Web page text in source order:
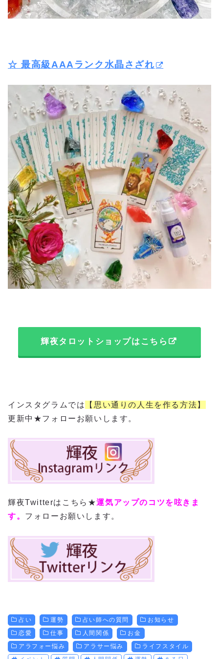
☆ 最高級AAAランク水晶さざれ
輝夜タロットショップはこちら
インスタグラムでは
【思い通りの人生を作る方法】
更新中★フォローお願いします。
輝夜Twitterはこちら★運気アップのコツを呟きま
す。 フォローお願いします。
占い 運勢 占い師への質問
お知らせ
恋愛
仕事 人間関係
お金
アラフォー悩み
アラサー悩み
ライフスタイル